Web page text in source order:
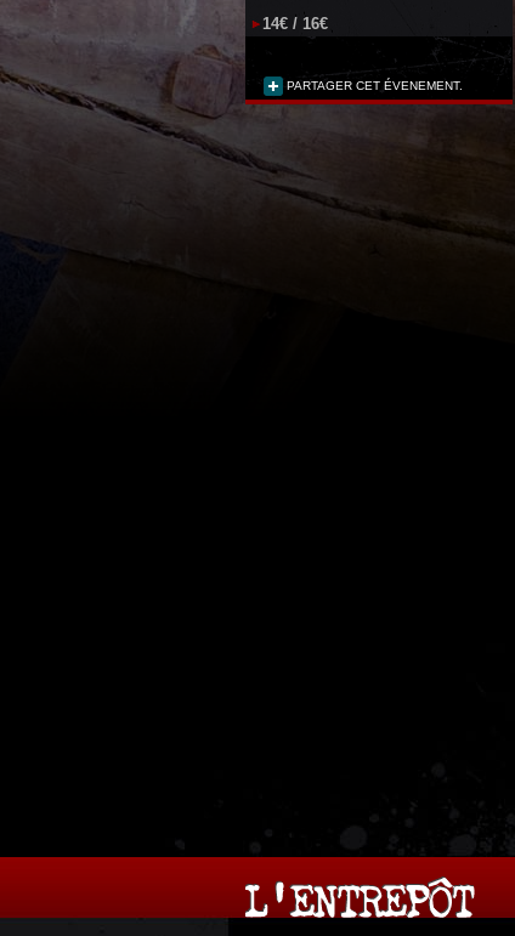
14€ / 16€
PARTAGER CET ÉVENEMENT.